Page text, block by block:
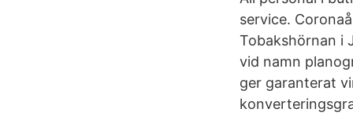
service.
Tobakshörnan i
vid namn
ger garanterat